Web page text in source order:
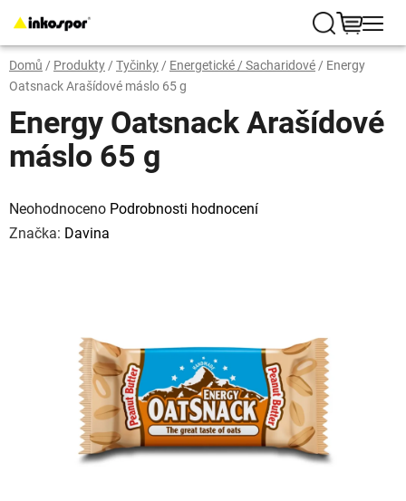
na
obsah
Hledat
KOŠÍK
Domů / Produkty/ Tyčinky/ Energetické / Sacharidové/ Energy
Oatsnack Arašídové máslo 65 g
Energy Oatsnack Arašídové
máslo 65 g
hodnocení
produktu
je
0,0
Neohodnoceno Podrobnosti hodnocení
Značka: Davina